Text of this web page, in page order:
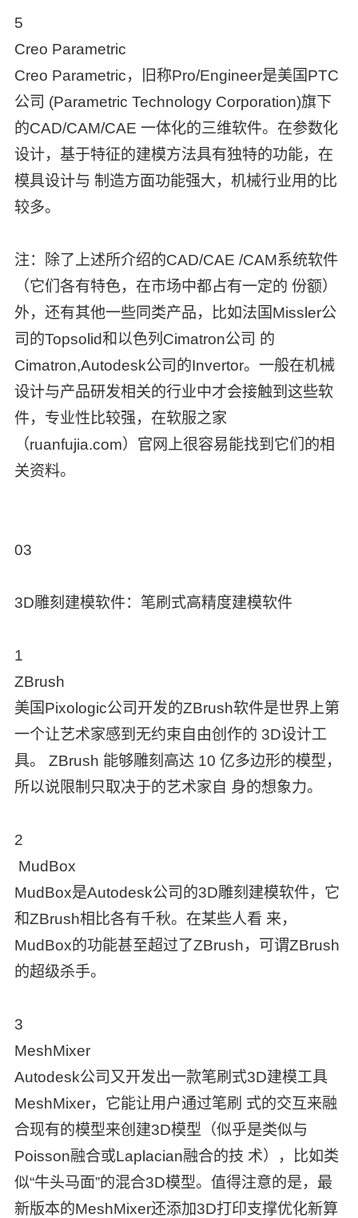
5
Creo Parametric
Creo Parametric，旧称Pro/Engineer是美国PTC
公司 (Parametric Technology Corporation)旗下
的CAD/CAM/CAE 一体化的三维软件。在参数化
设计，基于特征的建模方法具有独特的功能，在
模具设计与 制造方面功能强大，机械行业用的比
较多。
注：除了上述所介绍的CAD/CAE /CAM系统软件
（它们各有特色，在市场中都占有一定的 份额）
外，还有其他一些同类产品，比如法国Missler公
司的Topsolid和以色列Cimatron公司 的
Cimatron,Autodesk公司的Invertor。一般在机械
设计与产品研发相关的行业中才会接触到这些软
件，专业性比较强，在软服之家
（ruanfujia.com）官网上很容易能找到它们的相
关资料。
03
3D雕刻建模软件：笔刷式高精度建模软件
1
ZBrush
美国Pixologic公司开发的ZBrush软件是世界上第
一个让艺术家感到无约束自由创作的 3D设计工
具。 ZBrush 能够雕刻高达 10 亿多边形的模型，
所以说限制只取决于的艺术家自 身的想象力。
2
MudBox
MudBox是Autodesk公司的3D雕刻建模软件，它
和ZBrush相比各有千秋。在某些人看 来，
MudBox的功能甚至超过了ZBrush，可谓ZBrush
的超级杀手。
3
MeshMixer
Autodesk公司又开发出一款笔刷式3D建模工具
MeshMixer，它能让用户通过笔刷 式的交互来融
合现有的模型来创建3D模型（似乎是类似与
Poisson融合或Laplacian融合的技 术），比如类
似“牛头马面”的混合3D模型。值得注意的是，最
新版本的MeshMixer还添加3D打印支撑优化新算